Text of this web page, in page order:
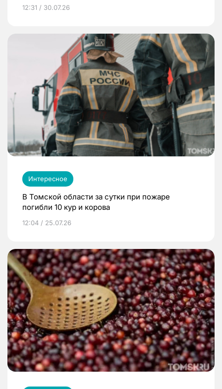
12:31 / 30.07.26
Интересное
В Томской области за сутки при пожаре
погибли 10 кур и корова
12:04 / 25.07.26